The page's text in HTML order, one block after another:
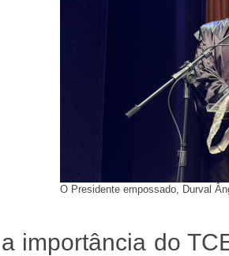
O Presidente empossado, Durval
importância do